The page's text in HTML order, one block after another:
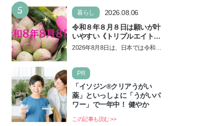
5 暮らし
2026.08.06
令和８年８月８日は願いが叶
いやすい《トリプルエイト》
の日！ 13日の獅子座の新月
2026年8月8日は、日本では令和8
ズゲート」というとって…
PR
「イソジン®クリアうがい
薬」といっしょに「うがいパ
ワー」で一年中！ 健やか
この記事も読む >>